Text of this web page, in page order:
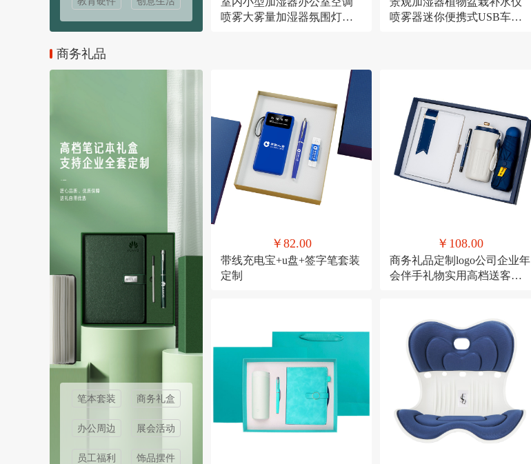
喷雾大雾量加湿器氛围灯
喷雾器迷你便携式USB车载
商务礼品
笔本套装 商务礼盒
办公周边 展会活动
员工福利 饰品摆件
￥82.00
带线充电宝+u盘+签字笔套装
定制
￥108.00
商务礼品定制logo公司企业年
会伴手礼物实用高档送客户